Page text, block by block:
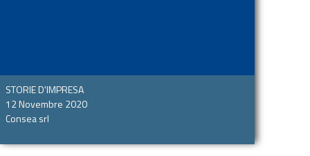
STORIE D'IMPRESA
12 Novembre 2020
Consea srl